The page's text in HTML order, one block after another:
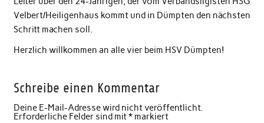
Velbert/Heiligenhaus kommt und in Dümpten den nächsten
Schritt machen soll.
Herzlich willkommen an alle vier beim HSV Dümpten!
Schreibe einen Kommentar
Deine E-Mail-Adresse wird nicht veröffentlicht.
Erforderliche Felder sind mit*markiert